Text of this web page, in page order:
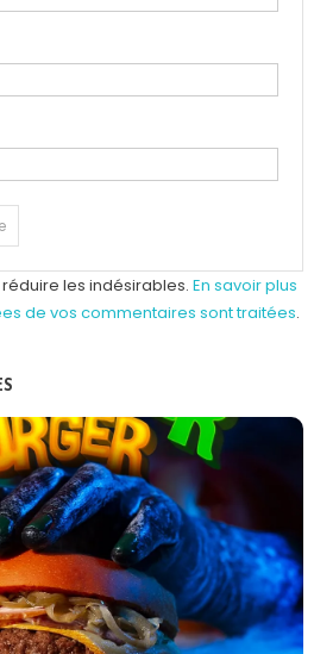
les indésirables. En savoir plus
de vos commentaires sont traitées.